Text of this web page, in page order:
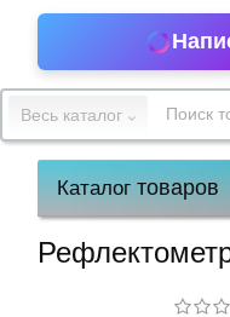
53-
15
работы
Весь каталог
Каталогтоваров